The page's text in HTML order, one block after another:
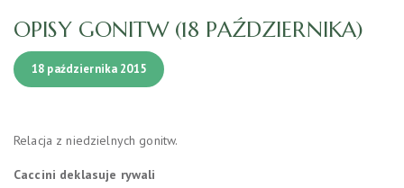
OPISY GONITW (18 PAŹDZIERNIKA)
18 października 2015
Relacja z niedzielnych gonitw.
Caccini deklasuje rywali